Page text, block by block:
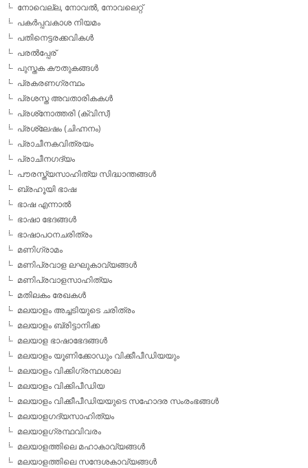
നോവെല്ല, നോവല്‍, നോവലെറ്റ്
പകര്‍പ്പവകാശ നിയമം
പതിനെട്ടരക്കവികള്‍
പരല്‍പ്പേര്
പുസ്തക കൗതുകങ്ങള്‍
പ്രകരണഗ്രന്ഥം
പ്രശസ്ത അവതാരികകള്‍
പ്രശ്‌നോത്തരി (ക്വിസ്)
പ്രശ്ലേഷം (ചിഹ്നനം)
പ്രാചീനകവിത്രയം
പ്രാചീനഗദ്യം
പൗരസ്ത്യസാഹിത്യ സിദ്ധാന്തങ്ങള്‍
ബ്രഹൂയി ഭാഷ
ഭാഷ എന്നാല്‍
ഭാഷാ ഭേദങ്ങള്‍
ഭാഷാപഠനചരിത്രം
മണിഗ്രാമം
മണിപ്രവാള ലഘുകാവ്യങ്ങള്‍
മണിപ്രവാളസാഹിത്യം
മതിലകം രേഖകള്‍
മലയാളം അച്ചടിയുടെ ചരിത്രം
മലയാളം ബ്രിട്ടാനിക്ക
മലയാള ഭാഷാഭേദങ്ങള്‍
മലയാളം യൂണിക്കോഡും വിക്കീപീഡിയയും
മലയാളം വിക്കിഗ്രന്ഥശാല
മലയാളം വിക്കിപീഡിയ
മലയാളം വിക്കീപീഡിയയുടെ സഹോദര സംരംഭങ്ങള്‍
മലയാളഗദ്യസാഹിത്യം
മലയാളഗ്രന്ഥവിവരം
മലയാളത്തിലെ മഹാകാവ്യങ്ങള്‍
മലയാളത്തിലെ സന്ദേശകാവ്യങ്ങള്‍